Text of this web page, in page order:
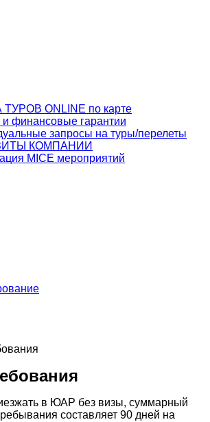
ONLINE по карте
и финансовые гарантии
запросы на туры/перелеты
КОМПАНИИ
MICE мероприятий
в ЮАР без визы, суммарный
составляет 90 дней на